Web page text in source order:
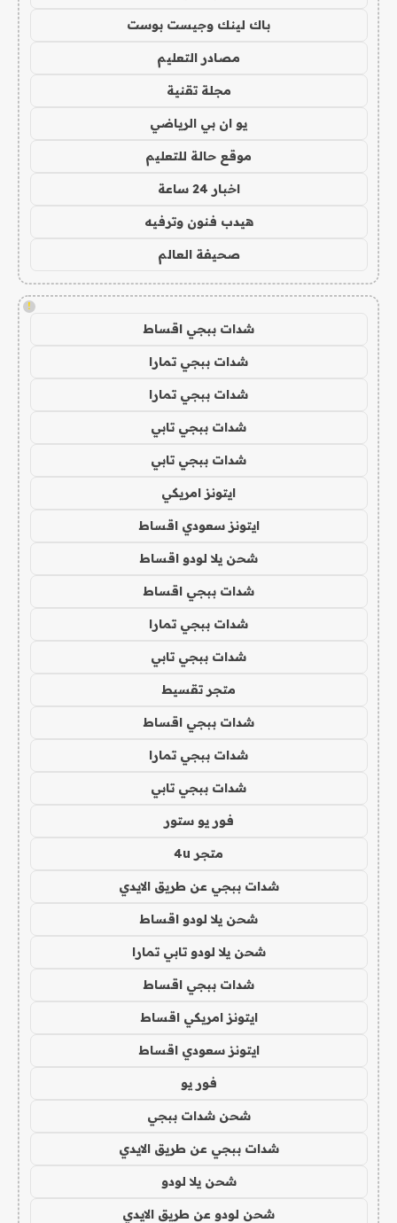
باك لينك وجيست بوست
مصادر التعليم
مجلة تقنية
يو ان بي الرياضي
موقع حالة للتعليم
اخبار 24 ساعة
هيدب فنون وترفيه
صحيفة العالم
!
شدات ببجي اقساط
شدات ببجي تمارا
شدات ببجي تمارا
شدات ببجي تابي
شدات ببجي تابي
ايتونز امريكي
ايتونز سعودي اقساط
شحن يلا لودو اقساط
شدات ببجي اقساط
شدات ببجي تمارا
شدات ببجي تابي
متجر تقسيط
شدات ببجي اقساط
شدات ببجي تمارا
شدات ببجي تابي
فور يو ستور
متجر 4u
شدات ببجي عن طريق الايدي
شحن يلا لودو اقساط
شحن يلا لودو تابي تمارا
شدات ببجي اقساط
ايتونز امريكي اقساط
ايتونز سعودي اقساط
فور يو
شحن شدات ببجي
شدات ببجي عن طريق الايدي
شحن يلا لودو
شحن لودو عن طريق الايدي